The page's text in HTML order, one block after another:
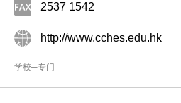
2537 1542
http://www.cches.edu.hk
学校─专门